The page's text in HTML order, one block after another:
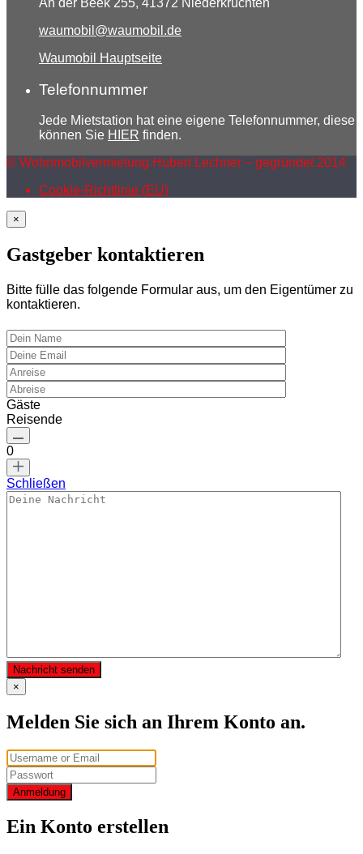
waumobil@waumobil.de
Waumobil Hauptseite
Telefonnummer
Jede Mietstation hat eine eigene Telefonnummer, diese
können Sie HIER finden.
© Wohnmobilvermietung Hubert Lechner – gegründet 2014
Cookie-Richtlinie (EU)
×
Gastgeber kontaktieren
Bitte fülle das folgende Formular aus, um den Eigentümer zu
kontaktieren.
Gäste
Reisende
0
Schließen
Nachricht senden
×
Melden Sie sich an Ihrem Konto an.
Anmeldung
Ein Konto erstellen